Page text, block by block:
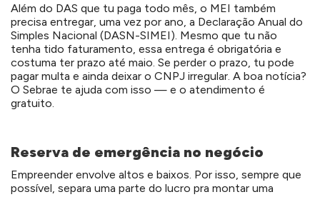
Além do DAS que tu paga todo mês, o MEI também
precisa entregar, uma vez por ano, a Declaração Anual do
Simples Nacional (DASN-SIMEI). Mesmo que tu não
tenha tido faturamento, essa entrega é obrigatória e
costuma ter prazo até maio. Se perder o prazo, tu pode
pagar multa e ainda deixar o CNPJ irregular. A boa notícia?
O Sebrae te ajuda com isso — e o atendimento é
gratuito.
Reserva de emergência no negócio
Empreender envolve altos e baixos. Por isso, sempre que
possível, separa uma parte do lucro pra montar uma